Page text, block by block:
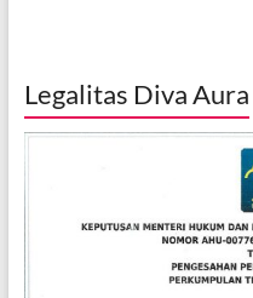
Legalitas Diva Aura